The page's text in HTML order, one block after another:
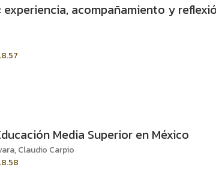
acompañamiento y
Media Superior en México
Claudio Carpio